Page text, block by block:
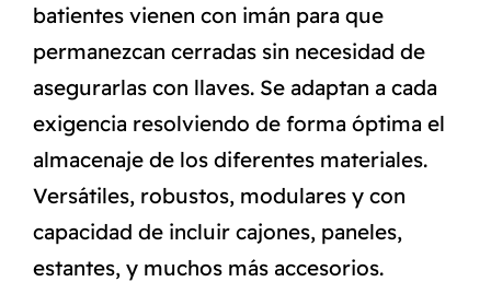
batientes vienen con imán para que
permanezcan cerradas sin necesidad de
asegurarlas con llaves. Se adaptan a cada
exigencia resolviendo de forma óptima el
almacenaje de los diferentes materiales.
Versátiles, robustos, modulares y con
capacidad de incluir cajones, paneles,
estantes, y muchos más accesorios.